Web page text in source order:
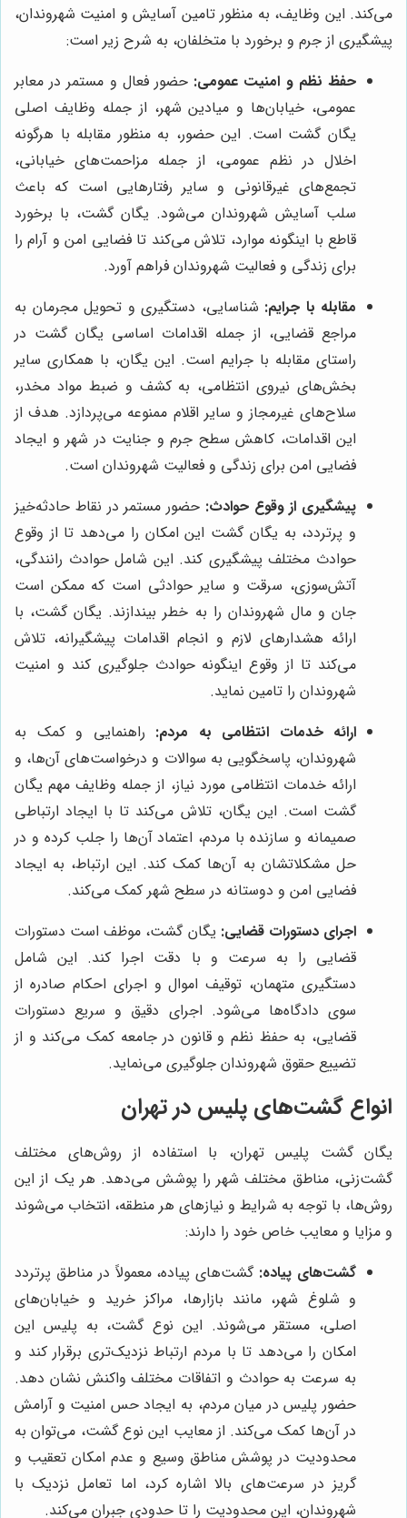
می‌کند. این وظایف، به منظور تامین آسایش و امنیت شهروندان،
پیشگیری از جرم و برخورد با متخلفان، به شرح زیر است:
حفظ نظم و امنیت عمومی: حضور فعال و مستمر در معابر
عمومی، خیابان‌ها و میادین شهر، از جمله وظایف اصلی
یگان گشت است. این حضور، به منظور مقابله با هرگونه
اخلال در نظم عمومی، از جمله مزاحمت‌های خیابانی،
تجمع‌های غیرقانونی و سایر رفتارهایی است که باعث
سلب آسایش شهروندان می‌شود. یگان گشت، با برخورد
قاطع با اینگونه موارد، تلاش می‌کند تا فضایی امن و آرام را
برای زندگی و فعالیت شهروندان فراهم آورد.
مقابله با جرایم: شناسایی، دستگیری و تحویل مجرمان به
مراجع قضایی، از جمله اقدامات اساسی یگان گشت در
راستای مقابله با جرایم است. این یگان، با همکاری سایر
بخش‌های نیروی انتظامی، به کشف و ضبط مواد مخدر،
سلاح‌های غیرمجاز و سایر اقلام ممنوعه می‌پردازد. هدف از
این اقدامات، کاهش سطح جرم و جنایت در شهر و ایجاد
فضایی امن برای زندگی و فعالیت شهروندان است.
پیشگیری از وقوع حوادث: حضور مستمر در نقاط حادثه‌خیز
و پرتردد، به یگان گشت این امکان را می‌دهد تا از وقوع
حوادث مختلف پیشگیری کند. این شامل حوادث رانندگی،
آتش‌سوزی، سرقت و سایر حوادثی است که ممکن است
جان و مال شهروندان را به خطر بیندازند. یگان گشت، با
ارائه هشدارهای لازم و انجام اقدامات پیشگیرانه، تلاش
می‌کند تا از وقوع اینگونه حوادث جلوگیری کند و امنیت
شهروندان را تامین نماید.
ارائه خدمات انتظامی به مردم: راهنمایی و کمک به
شهروندان، پاسخگویی به سوالات و درخواست‌های آن‌ها، و
ارائه خدمات انتظامی مورد نیاز، از جمله وظایف مهم یگان
گشت است. این یگان، تلاش می‌کند تا با ایجاد ارتباطی
صمیمانه و سازنده با مردم، اعتماد آن‌ها را جلب کرده و در
حل مشکلاتشان به آن‌ها کمک کند. این ارتباط، به ایجاد
فضایی امن و دوستانه در سطح شهر کمک می‌کند.
اجرای دستورات قضایی: یگان گشت، موظف است دستورات
قضایی را به سرعت و با دقت اجرا کند. این شامل
دستگیری متهمان، توقیف اموال و اجرای احکام صادره از
سوی دادگاه‌ها می‌شود. اجرای دقیق و سریع دستورات
قضایی، به حفظ نظم و قانون در جامعه کمک می‌کند و از
تضییع حقوق شهروندان جلوگیری می‌نماید.
انواع گشت‌های پلیس در تهران
یگان گشت پلیس تهران، با استفاده از روش‌های مختلف
گشت‌زنی، مناطق مختلف شهر را پوشش می‌دهد. هر یک از این
روش‌ها، با توجه به شرایط و نیازهای هر منطقه، انتخاب می‌شوند
و مزایا و معایب خاص خود را دارند:
گشت‌های پیاده: گشت‌های پیاده، معمولاً در مناطق پرتردد
و شلوغ شهر، مانند بازارها، مراکز خرید و خیابان‌های
اصلی، مستقر می‌شوند. این نوع گشت، به پلیس این
امکان را می‌دهد تا با مردم ارتباط نزدیک‌تری برقرار کند و
به سرعت به حوادث و اتفاقات مختلف واکنش نشان دهد.
حضور پلیس در میان مردم، به ایجاد حس امنیت و آرامش
در آن‌ها کمک می‌کند. از معایب این نوع گشت، می‌توان به
محدودیت در پوشش مناطق وسیع و عدم امکان تعقیب و
گریز در سرعت‌های بالا اشاره کرد، اما تعامل نزدیک با
شهروندان، این محدودیت را تا حدودی جبران می‌کند.